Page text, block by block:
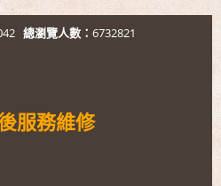
總瀏覽人數： 6732821
服務維修